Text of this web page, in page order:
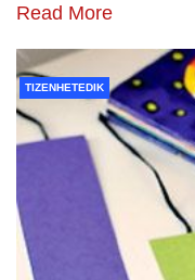
Read More
TIZENHETEDIK